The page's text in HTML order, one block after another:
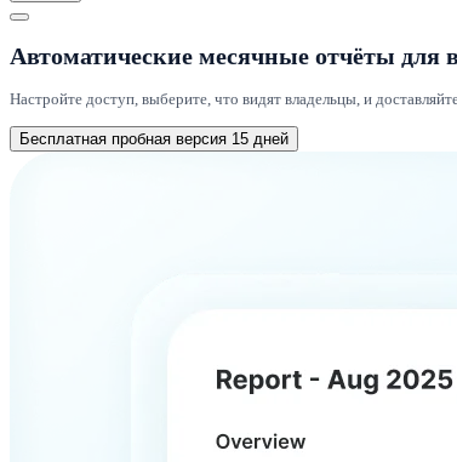
Автоматические месячные отчёты для
Настройте доступ, выберите, что видят владельцы, и
Бесплатная пробная версия 15 дней